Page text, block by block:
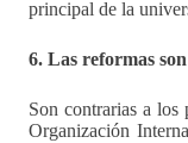
principal de la
6. Las reformas
Son contrarias a los
Organización